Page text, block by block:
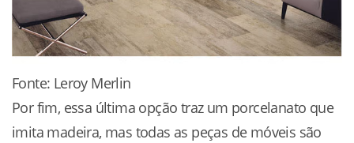
Fonte: Leroy Merlin
Por fim, essa última opção traz um porcelanato que
imita madeira, mas todas as peças de móveis são